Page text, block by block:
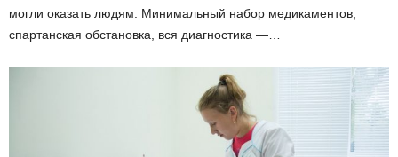
могли оказать людям. Минимальный набор медикаментов,
спартанская обстановка, вся диагностика —…